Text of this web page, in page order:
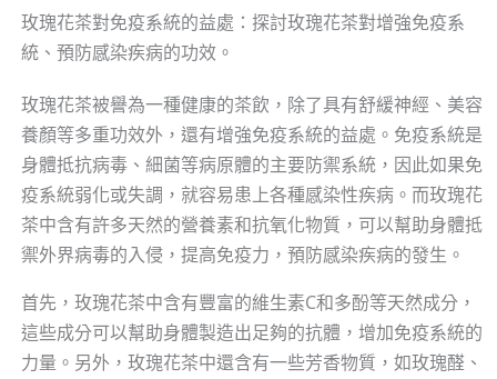
玫瑰花茶對免疫系統的益處：探討玫瑰花茶對增強免疫系
統、預防感染疾病的功效。
玫瑰花茶被譽為一種健康的茶飲，除了具有舒緩神經、美容
養顏等多重功效外，還有增強免疫系統的益處。免疫系統是
身體抵抗病毒、細菌等病原體的主要防禦系統，因此如果免
疫系統弱化或失調，就容易患上各種感染性疾病。而玫瑰花
茶中含有許多天然的營養素和抗氧化物質，可以幫助身體抵
禦外界病毒的入侵，提高免疫力，預防感染疾病的發生。
首先，玫瑰花茶中含有豐富的維生素C和多酚等天然成分，
這些成分可以幫助身體製造出足夠的抗體，增加免疫系統的
力量。另外，玫瑰花茶中還含有一些芳香物質，如玫瑰醛、